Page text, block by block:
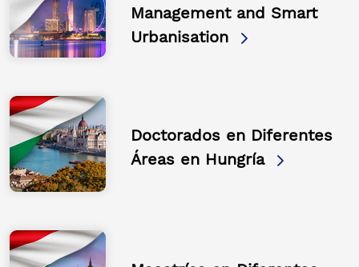
Management and Smart
Urbanisation
Doctorados en Diferentes
Áreas en Hungría